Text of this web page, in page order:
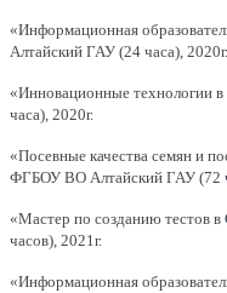
«Информационная
Алтайский ГАУ (24 часа), 2020г.
«Инновационные технологии
часа), 2020г.
«Посевные качества семян и
ФГБОУ ВО Алтайский ГАУ (72
«Мастер по созданию тестов
часов), 2021г.
«Информационная